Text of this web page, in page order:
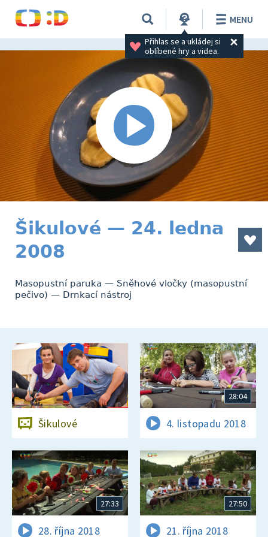
Přihlas se a ukládej si
oblíbené hry a videa.
MENU
Šikulové — 24. ledna
2008
Masopustní paruka — Sněhové vločky (masopustní
pečivo) — Drnkací nástroj
Šikulové
28:04
4. listopadu 2018
27:33
28. října 2018
27:50
21. října 2018